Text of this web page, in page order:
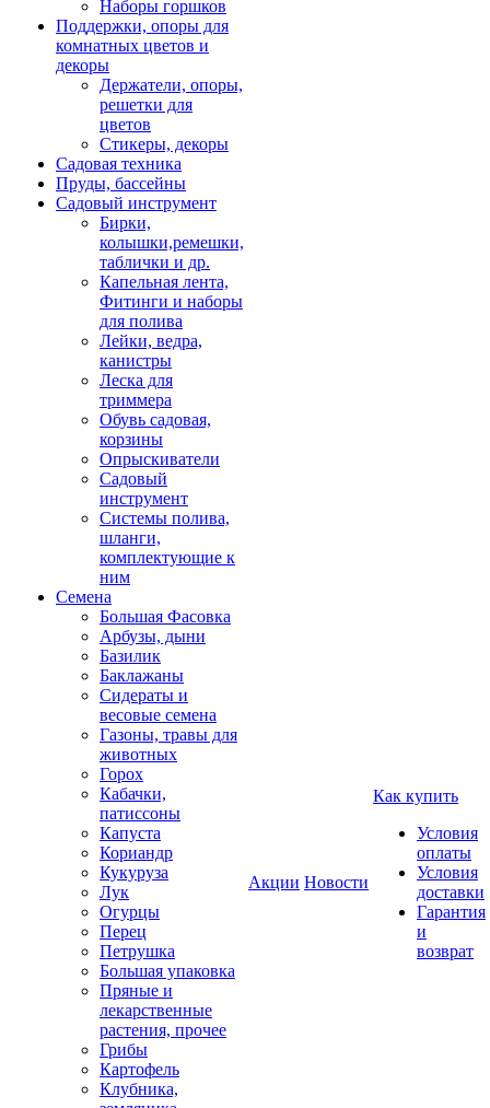
Наборы горшков
Поддержки, опоры для
комнатных цветов и
декоры
Держатели, опоры,
решетки для
цветов
Стикеры, декоры
Садовая техника
Пруды, бассейны
Садовый инструмент
Бирки,
колышки,ремешки,
таблички и др.
Капельная лента,
Фитинги и наборы
для полива
Лейки, ведра,
канистры
Леска для
триммера
Обувь садовая,
корзины
Опрыскиватели
Садовый
инструмент
Системы полива,
шланги,
комплектующие к
ним
Семена
Большая Фасовка
Арбузы, дыни
Базилик
Баклажаны
Сидераты и
весовые семена
Газоны, травы для
животных
Горох
Кабачки,
патиссоны
Капуста
Кориандр
Кукуруза
Лук
Огурцы
Перец
Петрушка
Большая упаковка
Пряные и
лекарственные
растения, прочее
Грибы
Картофель
Клубника,
Акции Новости
Как купить
Условия
оплаты
Условия
доставки
Гарантия
и
возврат